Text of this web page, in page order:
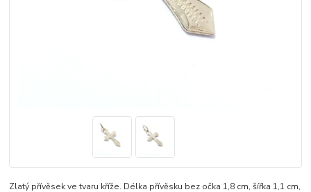
Zlatý přívěsek ve tvaru kříže. Délka přívěsku bez očka 1,8 cm, šířka 1,1 cm,